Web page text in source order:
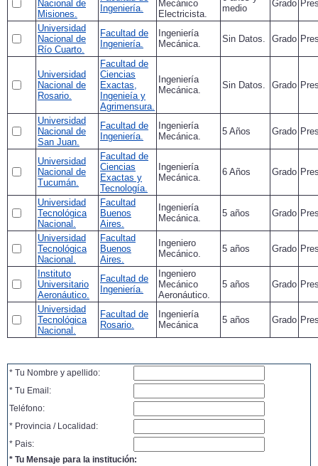
Nacional de
Misiones.
Ingeniería.
Mecánico
Electricista.
medio
Grado
Universidad
Nacional de
Río Cuarto.
Facultad de
Ingeniería.
Ingeniería
Mecánica.
Sin Datos. Grado
Universidad
Nacional de
Rosario.
Facultad de
Ciencias
Exactas,
Ingenieía y
Agrimensura.
Ingeniería
Mecánica.
Sin Datos. Grado
Universidad
Nacional de
San Juan.
Facultad de
Ingeniería.
Ingeniería
Mecánica.
5 Años Grado
Universidad
Nacional de
Tucumán.
Facultad de
Ciencias
Exactas y
Tecnología.
Ingeniería
Mecánica.
6 Años Grado
Universidad
Tecnológica
Nacional.
Facultad
Buenos
Aires.
Ingeniería
Mecánica.
5 años Grado
Universidad
Tecnológica
Nacional.
Facultad
Buenos
Aires.
Ingeniero
Mecánico.
5 años Grado
Instituto
Universitario
Aeronáutico.
Facultad de
Ingeniería.
Ingeniero
Mecánico
Aeronáutico.
5 años Grado
Universidad
Tecnológica
Nacional.
Facultad de
Rosario.
Ingeniería
Mecánica
5 años Grado
* Tu Nombre y apellido:
* Tu Email:
Teléfono:
* Provincia / Localidad:
* Pais:
* Tu Mensaje para la institución: